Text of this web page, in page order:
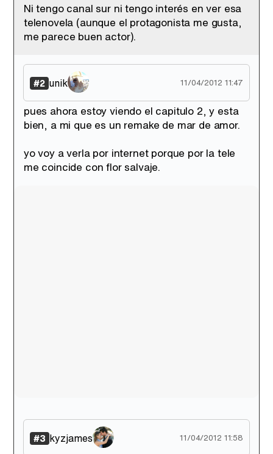
Tráiler en catalán de 'Ravalear', la nueva serie de HBO Max sobre los fondos buitre
Ni tengo canal sur ni tengo interés en ver esa
telenovela (aunque el protagonista me gusta,
me parece buen actor).
#2 unik 11/04/2012 11:47
pues ahora estoy viendo el capitulo 2, y esta
bien, a mi que es un remake de mar de amor.
yo voy a verla por internet porque por la tele
me coincide con flor salvaje.
#3 kyzjames 11/04/2012 11:58